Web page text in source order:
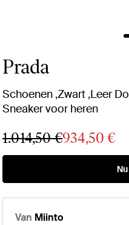
Prada
Schoenen ,Zwart ,Leer
Sneaker voor heren
1.014,50 €934,50 €
Van Miinto